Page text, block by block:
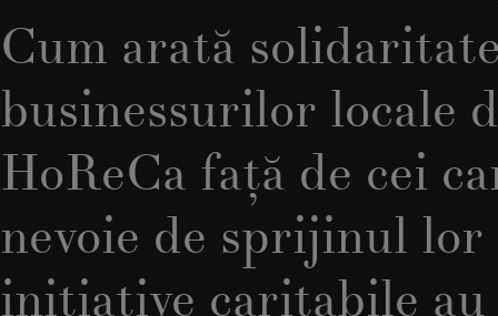
Cum arată
businessurilor locale
HoReCa faţă de cei
nevoie de sprijinul lor
iniţiative caritabile